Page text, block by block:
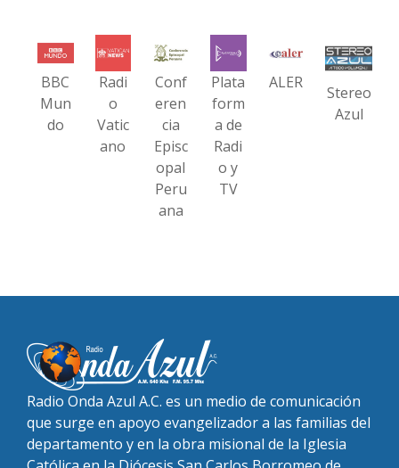
BBC
Mun
do
Radi
o
Vatic
ano
Conf
eren
cia
Episc
opal
Peru
ana
Plata
form
a de
Radi
o y
TV
ALER
Stereo
Azul
Radio Onda Azul A.C. es un medio de comunicación
que surge en apoyo evangelizador a las familias del
departamento y en la obra misional de la Iglesia